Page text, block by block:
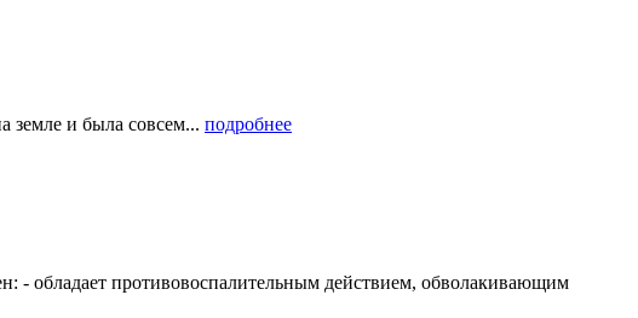
земле и была совсем... подробнее
- обладает противовоспалительным действием, обволакивающим